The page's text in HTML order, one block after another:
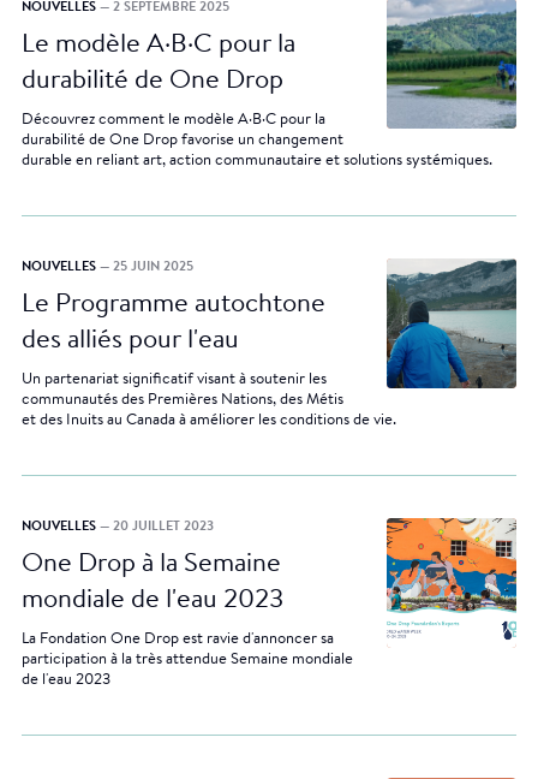
NOUVELLES — 2 SEPTEMBRE 2025
Le modèle A·B·C pour la
durabilité de One Drop
Découvrez comment le modèle A·B·C pour la
durabilité de One Drop favorise un changement
durable en reliant art, action communautaire et solutions systémiques.
NOUVELLES — 25 JUIN 2025
Le Programme autochtone
des alliés pour l'eau
Un partenariat significatif visant à soutenir les
communautés des Premières Nations, des Métis
et des Inuits au Canada à améliorer les conditions de vie.
NOUVELLES — 20 JUILLET 2023
One Drop à la Semaine
mondiale de l'eau 2023
La Fondation One Drop est ravie d'annoncer sa
participation à la très attendue Semaine mondiale
de l'eau 2023